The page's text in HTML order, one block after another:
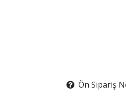
Ön Sipariş